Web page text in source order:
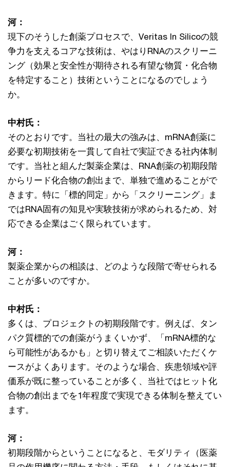
河：
現下のそうした創薬プロセスで、Veritas In Silicoの競
争力を支えるコアな技術は、やはりRNAのスクリーニ
ング（効果と安全性が期待される有望な物質・化合物
を特定すること）技術ということになるのでしょう
か。
中村氏：
そのとおりです。当社の最大の強みは、mRNA創薬に
必要な初期技術を一貫して自社で実証できる社内体制
です。当社と組んだ製薬企業は、RNA創薬の初期段階
からリード化合物の創出まで、単独で進めることがで
きます。特に「標的同定」から「スクリーニング」ま
ではRNA固有の知見や実験技術が求められるため、対
応できる企業はごく限られています。
河：
製薬企業からの相談は、どのような段階で寄せられる
ことが多いのですか。
中村氏：
多くは、プロジェクトの初期段階です。例えば、タン
パク質標的での創薬がうまくいかず、「mRNA標的な
ら可能性があるかも」と切り替えてご相談いただくケ
ースがよくあります。そのような場合、疾患領域や評
価系が既に整っていることが多く、当社ではヒット化
合物の創出までを1年程度で実現できる体制を整えてい
ます。
河：
初期段階からということになると、モダリティ（医薬